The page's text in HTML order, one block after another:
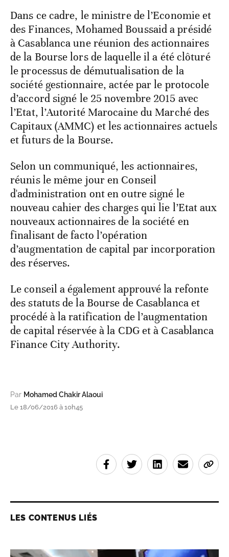
Dans ce cadre, le ministre de l’Economie et
des Finances, Mohamed Boussaid a présidé
à Casablanca une réunion des actionnaires
de la Bourse lors de laquelle il a été clôturé
le processus de démutualisation de la
société gestionnaire, actée par le protocole
d’accord signé le 25 novembre 2015 avec
l’Etat, l’Autorité Marocaine du Marché des
Capitaux (AMMC) et les actionnaires actuels
et futurs de la Bourse.
Selon un communiqué, les actionnaires,
réunis le même jour en Conseil
d'administration ont en outre signé le
nouveau cahier des charges qui lie l’Etat aux
nouveaux actionnaires de la société en
finalisant de facto l’opération
d’augmentation de capital par incorporation
des réserves.
Le conseil a également approuvé la refonte
des statuts de la Bourse de Casablanca et
procédé à la ratification de l’augmentation
de capital réservée à la CDG et à Casablanca
Finance City Authority.
Par Mohamed Chakir Alaoui
Le 18/06/2016 à 10h45
LES CONTENUS LIÉS